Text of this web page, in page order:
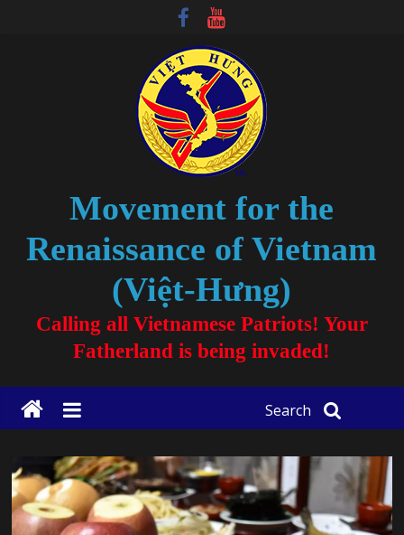
Movement for the
Renaissance of Vietnam
(Việt-Hưng)
Calling all Vietnamese Patriots! Your
Fatherland is being invaded!
Search